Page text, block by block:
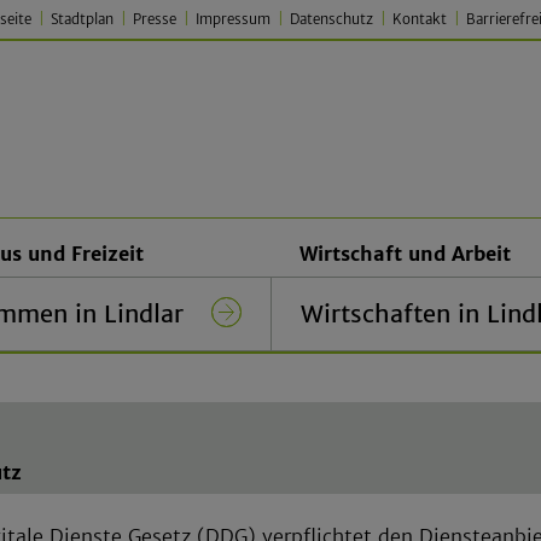
Stadtplan Presse Impressum Datenschutz Kontakt
und Freizeit
in Lindlar
Wirtschaft und Arbeit
Wirtschaften in
Dienste Gesetz (DDG) verpflichtet den